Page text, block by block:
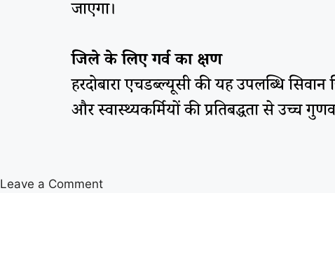
जाएगा।
जिले के लिए गर्व का क्षण
हरदोबारा एचडब्ल्यूसी की यह उपलब्धि
और स्वास्थ्यकर्मियों की प्रतिबद्धता से उच्च
Leave a Comment